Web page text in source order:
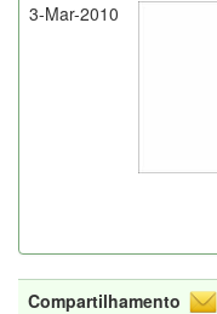
3-Mar-2010
Compartilhamento